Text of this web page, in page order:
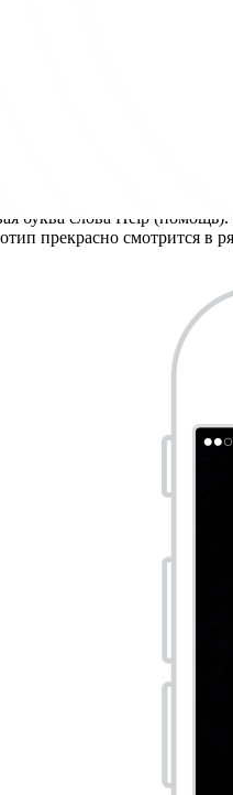
буква слова Help
прекрасно смотрится в